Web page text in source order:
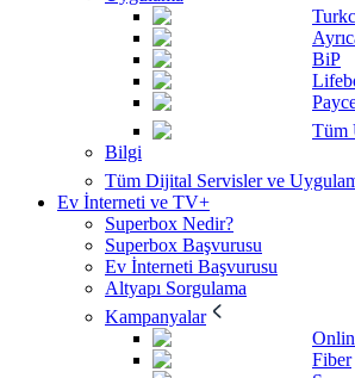
BiP
Tüm
Bilgi
Tüm Dijital Servisler ve
Ev İnterneti ve TV+
Superbox Nedir?
Superbox Başvurusu
Ev İnterneti Başvurusu
Altyapı Sorgulama
Kampanyalar
Fiber